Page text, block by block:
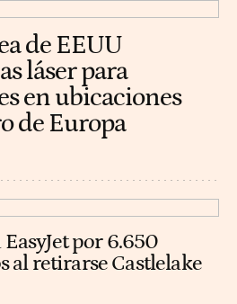
de EEUU
láser para
en ubicaciones
de Europa
por 6.650
al retirarse Castlelake